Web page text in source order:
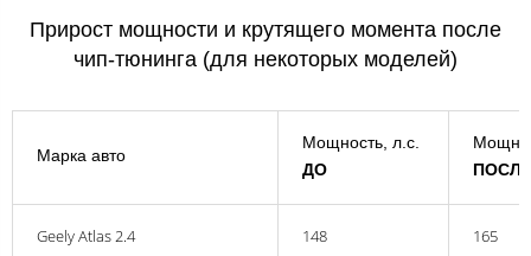
Прирост мощности и крутящего момента после
чип-тюнинга (для некоторых моделей)
Марка авто
Мощность, л.с.
ДО
ПОСЛЕ
Geely Atlas 2.4 148 165